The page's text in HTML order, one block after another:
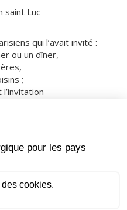
saint Luc
qui l’avait invité :
ou un dîner,
;
une réception,
en retour :
des justes. »
Dieu.